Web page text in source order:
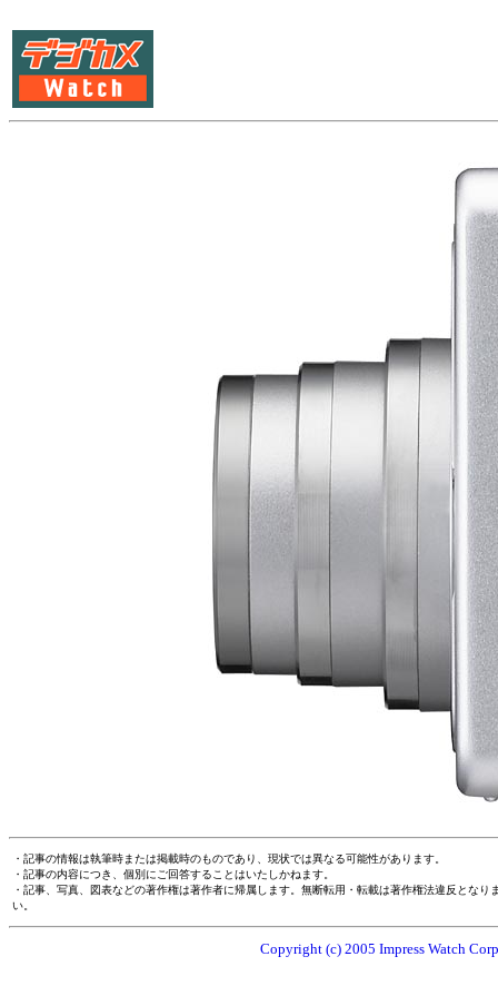
・記事の情報は執筆時または掲載時のものであり、現状では異なる可能性があります。
・記事の内容につき、個別にご回答することはいたしかねます。
・記事、写真、図表などの著作権は著作者に帰属します。無断転用・転載は著作権法違反とな
い。
Copyright (c) 2005 Impress Watch